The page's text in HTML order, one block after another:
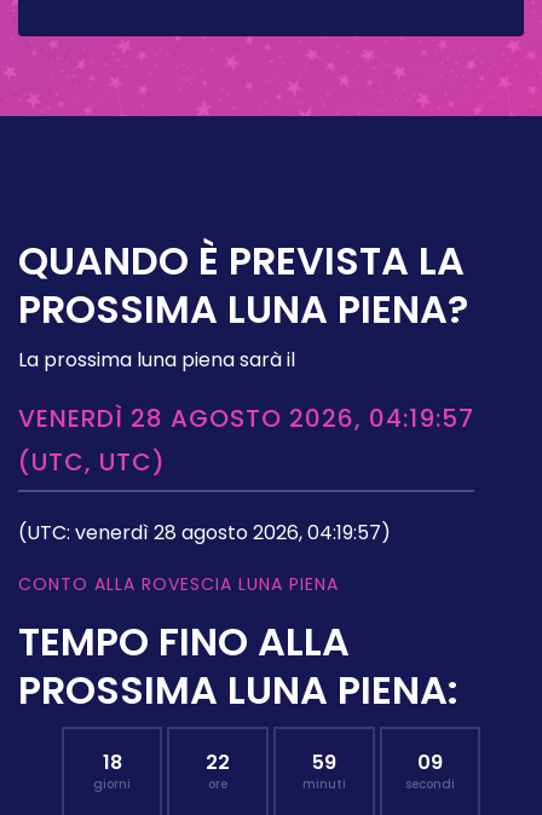
QUANDO È PREVISTA LA
PROSSIMA LUNA PIENA?
La prossima luna piena sarà il
VENERDÌ 28 AGOSTO 2026, 04:19:57
(UTC, UTC)
(UTC: venerdì 28 agosto 2026, 04:19:57)
CONTO ALLA ROVESCIA LUNA PIENA
TEMPO FINO ALLA
PROSSIMA LUNA PIENA:
18
giorni
22
ore
59
minuti
08
secondi